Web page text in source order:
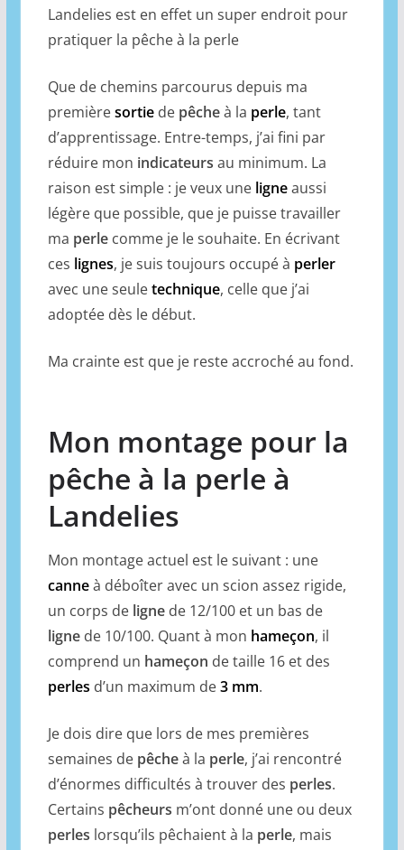
Landelies est en effet un super endroit pour
pratiquer la pêche à la perle
Que de chemins parcourus depuis ma
premièresortiede pêcheà la perle, tant
d’apprentissage. Entre-temps, j’ai fini par
réduire mon indicateurs au minimum. La
raison est simple : je veux une ligneaussi
légère que possible, que je puisse travailler
ma perlecomme je le souhaite. En écrivant
ces lignes, je suis toujours occupé à perler
avec une seuletechnique, celle que j’ai
adoptée dès le début.
Ma crainte est que je reste accroché au fond.
Mon montage pour la
pêche à la perle à
Landelies
Mon montage actuel est le suivant : une
canneà déboîter avec un scion assez rigide,
un corps de lignede 12/100 et un bas de
lignede 10/100. Quant à mon hameçon, il
comprend un hameçon de taille 16 et des
perles d’un maximum de3 mm.
Je dois dire que lors de mes premières
semaines de pêcheà la perle, j’ai rencontré
d’énormes difficultés à trouver des perles.
Certains pêcheurs m’ont donné une ou deux
perles lorsqu’ils pêchaient à la perle, mais